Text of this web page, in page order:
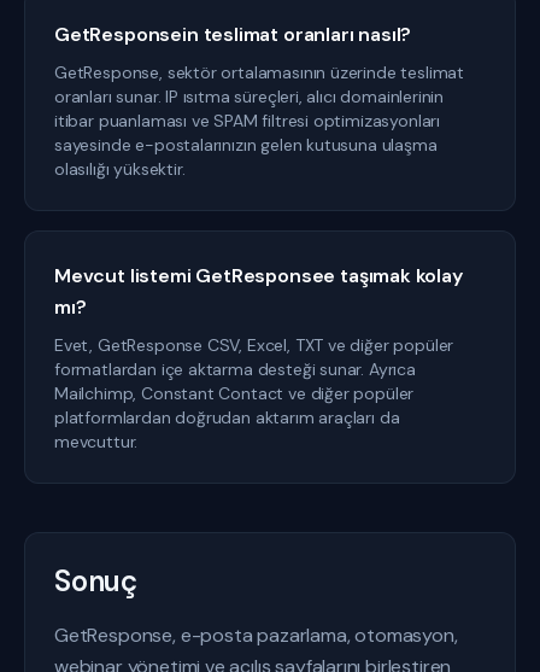
GetResponsein teslimat oranları nasıl?
GetResponse, sektör ortalamasının üzerinde teslimat
oranları sunar. IP ısıtma süreçleri, alıcı domainlerinin
itibar puanlaması ve SPAM filtresi optimizasyonları
sayesinde e-postalarınızın gelen kutusuna ulaşma
olasılığı yüksektir.
Mevcut listemi GetResponsee taşımak kolay
mı?
Evet, GetResponse CSV, Excel, TXT ve diğer popüler
formatlardan içe aktarma desteği sunar. Ayrıca
Mailchimp, Constant Contact ve diğer popüler
platformlardan doğrudan aktarım araçları da
mevcuttur.
Sonuç
GetResponse, e-posta pazarlama, otomasyon,
webinar yönetimi ve açılış sayfalarını birleştiren